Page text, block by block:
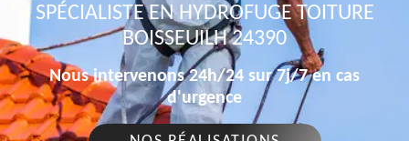
SPÉCIALISTE EN HYDROFUGE TOITURE
BOISSEUILH 24390
Nous intervenons 24h/24 sur 7j/7 en cas
d'urgence